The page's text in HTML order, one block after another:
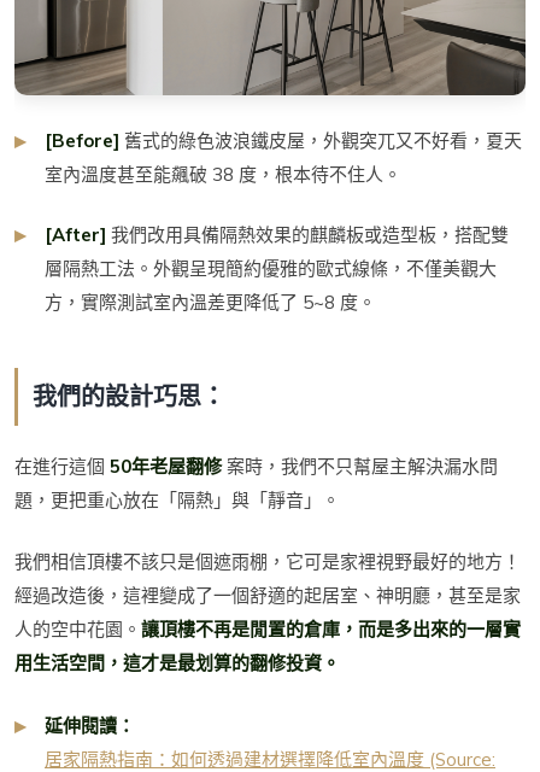
[Before] 舊式的綠色波浪鐵皮屋，外觀突兀又不好看，夏天
室內溫度甚至能飆破 38 度，根本待不住人。
[After] 我們改用具備隔熱效果的麒麟板或造型板，搭配雙
層隔熱工法。外觀呈現簡約優雅的歐式線條，不僅美觀大
方，實際測試室內溫差更降低了 5~8 度。
我們的設計巧思：
在進行這個 50年老屋翻修案時，我們不只幫屋主解決漏水問
題，更把重心放在「隔熱」與「靜音」。
我們相信頂樓不該只是個遮雨棚，它可是家裡視野最好的地方！
經過改造後，這裡變成了一個舒適的起居室、神明廳，甚至是家
人的空中花園。 讓頂樓不再是閒置的倉庫，而是多出來的一層實
用生活空間，這才是最划算的翻修投資。
延伸閱讀：
居家隔熱指南：如何透過建材選擇降低室內溫度 (Source: